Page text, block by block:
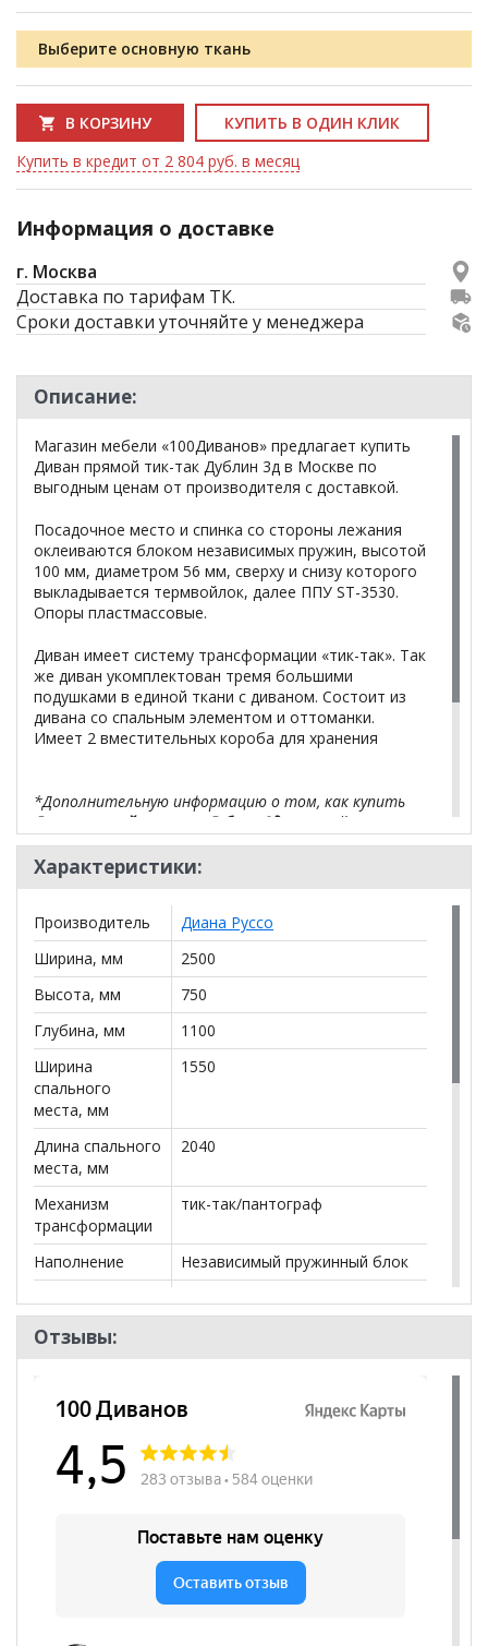
Выберите основную ткань
В КОРЗИНУ
КУПИТЬ В ОДИН КЛИК
Купить в кредит от 2 804 руб. в месяц
Информация о доставке
г. Москва
Доставка по тарифам ТК.
Сроки доставки уточняйте у менеджера
Описание:
Магазин мебели «100Диванов» предлагает купить
Диван прямой тик-так Дублин 3д в Москве по
выгодным ценам от производителя с доставкой.
Посадочное место и спинка со стороны лежания
оклеиваются блоком независимых пружин, высотой
100 мм, диаметром 56 мм, сверху и снизу которого
выкладывается термвойлок, далее ППУ ST-3530.
Опоры пластмассовые.
Диван имеет систему трансформации «тик-так». Так
же диван укомплектован тремя большими
подушками в единой ткани с диваном. Состоит из
дивана со спальным элементом и оттоманки.
Имеет 2 вместительных короба для хранения
*Дополнительную информацию о том, как купить
Диван прямой тик-так Дублин 3д уточняйте у
нашего менеджера по телефону+79292022735.
**Цены на официальном сайте100диванов.com
действительны только для интернет-магазина
могут отличаться от цен в розничных магазинах-
салонах сети!
Характеристики:
Производитель
Диана Руссо
Ширина, мм
2500
Высота, мм
750
Глубина, мм
1100
Ширина
спального
места, мм
1550
Длина спального
места, мм
2040
Механизм
трансформации
тик-так/пантограф
Наполнение
Независимый пружинный блок
мест
Наличие короба
да
Наличие спинки
Наличие
подлокотников
да
нет
Отзывы: